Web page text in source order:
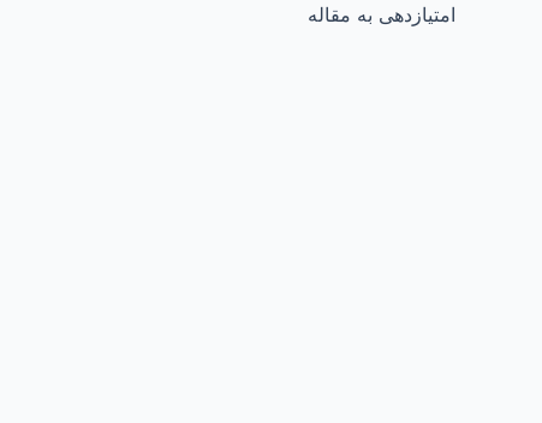
امتیازدهی به مقاله